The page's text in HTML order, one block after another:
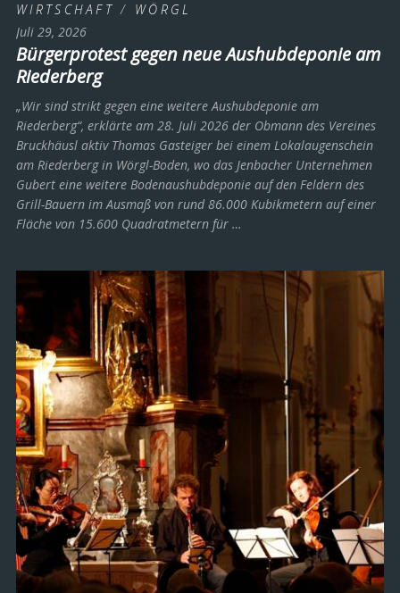
WIRTSCHAFT / WÖRGL
Juli 29, 2026
Bürgerprotest gegen neue Aushubdeponie am
Riederberg
„Wir sind strikt gegen eine weitere Aushubdeponie am
Riederberg“, erklärte am 28. Juli 2026 der Obmann des Vereines
Bruckhäusl aktiv Thomas Gasteiger bei einem Lokalaugenschein
am Riederberg in Wörgl-Boden, wo das Jenbacher Unternehmen
Gubert eine weitere Bodenaushubdeponie auf den Feldern des
Grill-Bauern im Ausmaß von rund 86.000 Kubikmetern auf einer
Fläche von 15.600 Quadratmetern für …